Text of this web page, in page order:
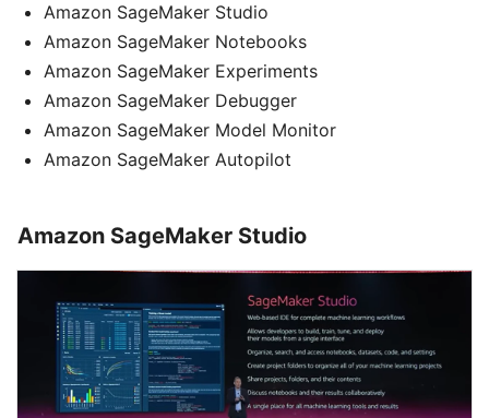
Amazon SageMaker Studio
Amazon SageMaker Notebooks
Amazon SageMaker Experiments
Amazon SageMaker Debugger
Amazon SageMaker Model Monitor
Amazon SageMaker Autopilot
Amazon SageMaker Studio